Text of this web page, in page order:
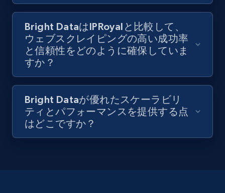
Bright DataはIPRoyalと比較して、
ウェブスクレイピングの高い成功率
と信頼性をどのように確保していま
すか？
Bright Dataが優れたスケーラビリ
ティとパフォーマンスを提供する点
はどこですか？